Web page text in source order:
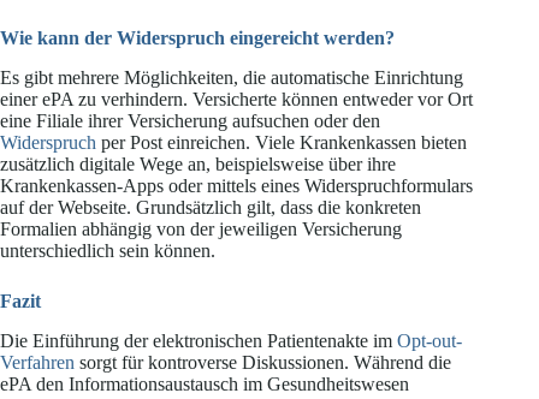
Wie kann der Widerspruch eingereicht werden?
Es gibt mehrere Möglichkeiten, die automatische Einrichtung
einer ePA zu verhindern. Versicherte können entweder vor Ort
eine Filiale ihrer Versicherung aufsuchen oder den
Widerspruch per Post einreichen. Viele Krankenkassen bieten
zusätzlich digitale Wege an, beispielsweise über ihre
Krankenkassen-Apps oder mittels eines Widerspruchformulars
auf der Webseite. Grundsätzlich gilt, dass die konkreten
Formalien abhängig von der jeweiligen Versicherung
unterschiedlich sein können.
Fazit
Die Einführung der elektronischen Patientenakte im Opt-out-
Verfahren sorgt für kontroverse Diskussionen. Während die
ePA den Informationsaustausch im Gesundheitswesen